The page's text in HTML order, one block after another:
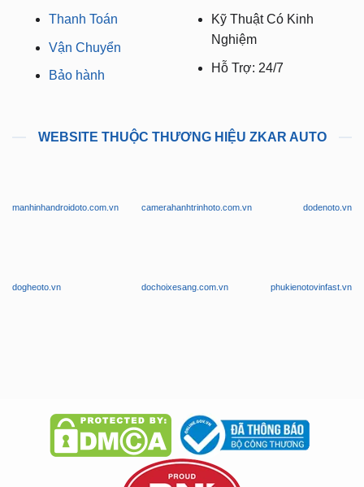
Thanh Toán
Vận Chuyển
Bảo hành
Kỹ Thuật Có Kinh
Nghiệm
Hỗ Trợ: 24/7
WEBSITE THUỘC THƯƠNG HIỆU ZKAR AUTO
manhinhandroidoto.com.vn camerahanhtrinhoto.com.vn dodenoto.vn
dogheoto.vn dochoixesang.com.vn phukienotovinfast.vn